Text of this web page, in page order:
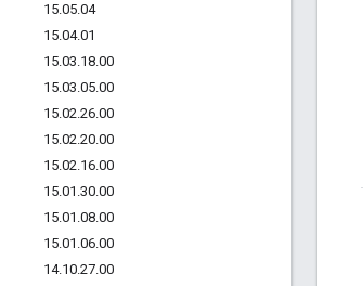
15.05.04
15.04.01
15.03.18.00
15.03.05.00
15.02.26.00
15.02.20.00
15.02.16.00
15.01 .30.00
15.01 .08.00
15.01 .06.00
14.10.27.00